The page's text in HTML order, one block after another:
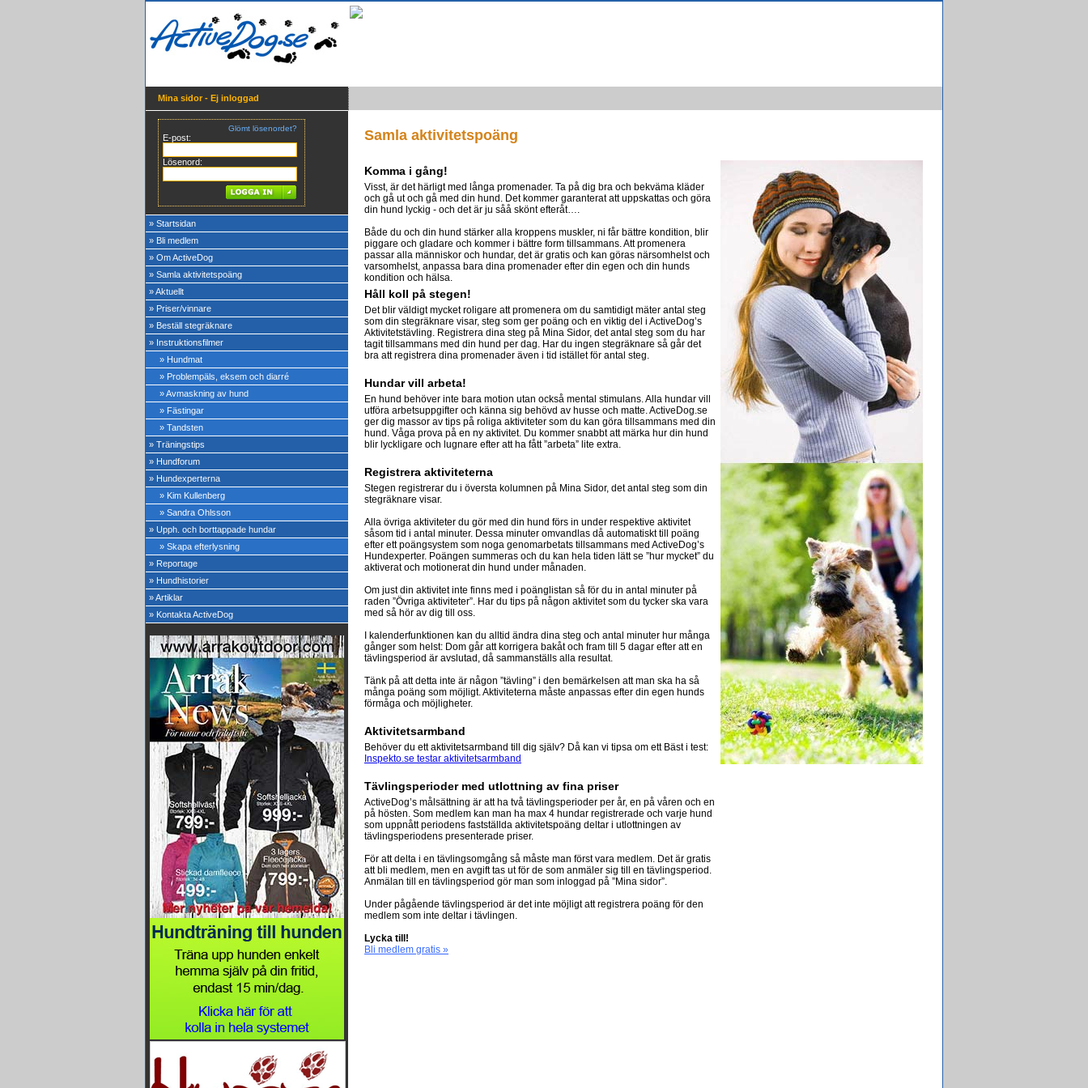
Mina sidor - Ej inloggad
Glömt lösenordet?
E-post:
Lösenord:
» Startsidan
» Bli medlem
» Om ActiveDog
» Samla aktivitetspoäng
» Aktuellt
» Priser/vinnare
» Beställ stegräknare
» Instruktionsfilmer
» Hundmat
» Problempäls, eksem och diarré
» Avmaskning av hund
» Fästingar
» Tandsten
» Träningstips
» Hundforum
» Hundexperterna
» Kim Kullenberg
» Sandra Ohlsson
» Upph. och borttappade hundar
» Skapa efterlysning
» Reportage
» Hundhistorier
» Artiklar
» Kontakta ActiveDog
Samla aktivitetspoäng
Komma i gång!
Visst, är det härligt med långa promenader. Ta på dig bra och bekväma kläder
och gå ut och gå med din hund. Det kommer garanterat att uppskattas och göra
din hund lyckig - och det är ju såå skönt efteråt….
Både du och din hund stärker alla kroppens muskler, ni får bättre kondition, blir
piggare och gladare och kommer i bättre form tillsammans. Att promenera
passar alla människor och hundar, det är gratis och kan göras närsomhelst och
varsomhelst, anpassa bara dina promenader efter din egen och din hunds
kondition och hälsa.
Håll koll på stegen!
Det blir väldigt mycket roligare att promenera om du samtidigt mäter antal steg
som din stegräknare visar, steg som ger poäng och en viktig del i ActiveDog’s
Aktivitetstävling. Registrera dina steg på Mina Sidor, det antal steg som du har
tagit tillsammans med din hund per dag. Har du ingen stegräknare så går det
bra att registrera dina promenader även i tid istället för antal steg.
Hundar vill arbeta!
En hund behöver inte bara motion utan också mental stimulans. Alla hundar vill
utföra arbetsuppgifter och känna sig behövd av husse och matte. ActiveDog.se
ger dig massor av tips på roliga aktiviteter som du kan göra tillsammans med din
hund. Våga prova på en ny aktivitet. Du kommer snabbt att märka hur din hund
blir lyckligare och lugnare efter att ha fått ”arbeta” lite extra.
Registrera aktiviteterna
Stegen registrerar du i översta kolumnen på Mina Sidor, det antal steg som din
stegräknare visar.
Alla övriga aktiviteter du gör med din hund förs in under respektive aktivitet
såsom tid i antal minuter. Dessa minuter omvandlas då automatiskt till poäng
efter ett poängsystem som noga genomarbetats tillsammans med ActiveDog’s
Hundexperter. Poängen summeras och du kan hela tiden lätt se ”hur mycket” du
aktiverat och motionerat din hund under månaden.
Om just din aktivitet inte finns med i poänglistan så för du in antal minuter på
raden ”Övriga aktiviteter”. Har du tips på någon aktivitet som du tycker ska vara
med så hör av dig till oss.
I kalenderfunktionen kan du alltid ändra dina steg och antal minuter hur många
gånger som helst: Dom går att korrigera bakåt och fram till 5 dagar efter att en
tävlingsperiod är avslutad, då sammanställs alla resultat.
Tänk på att detta inte är någon ”tävling” i den bemärkelsen att man ska ha så
många poäng som möjligt. Aktiviteterna måste anpassas efter din egen hunds
förmåga och möjligheter.
Aktivitetsarmband
Behöver du ett aktivitetsarmband till dig själv? Då kan vi tipsa om ett Bäst i test:
Inspekto.se testar aktivitetsarmband
Tävlingsperioder med utlottning av fina priser
ActiveDog’s målsättning är att ha två tävlingsperioder per år, en på våren och en
på hösten. Som medlem kan man ha max 4 hundar registrerade och varje hund
som uppnått periodens fastställda aktivitetspoäng deltar i utlottningen av
tävlingsperiodens presenterade priser.
För att delta i en tävlingsomgång så måste man först vara medlem. Det är gratis
att bli medlem, men en avgift tas ut för de som anmäler sig till en tävlingsperiod.
Anmälan till en tävlingsperiod gör man som inloggad på ”Mina sidor”.
Under pågående tävlingsperiod är det inte möjligt att registrera poäng för den
medlem som inte deltar i tävlingen.
Lycka till!
Bli medlem gratis »